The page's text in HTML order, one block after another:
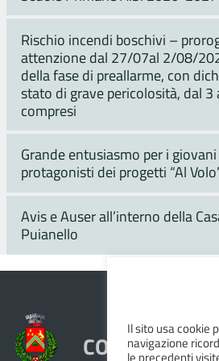
Rischio incendi boschivi –
attenzione dal 27/07al 2/08/
della fase di preallarme, con
stato di grave pericolosità, dal 3
compresi
Grande entusiasmo per i
protagonisti dei progetti “Al
Avis e Auser all’interno della
Puianello
COMUNE DI
Il sito usa cookie
navigazione
le precedenti